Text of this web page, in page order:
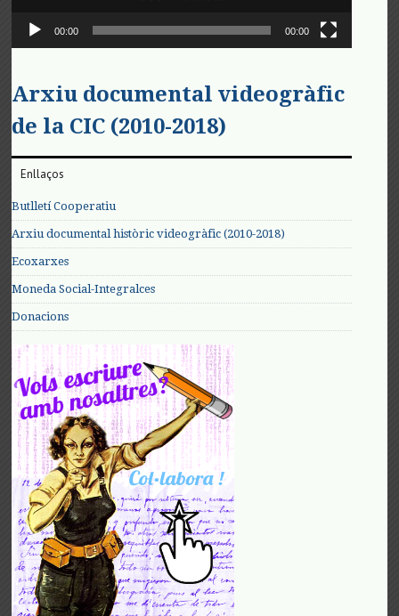
00:00 00:00
Arxiu documental videogràfic
de la CIC (2010-2018)
Enllaços
Butlletí Cooperatiu
Arxiu documental històric videogràfic (2010-2018)
Ecoxarxes
Moneda Social-Integralces
Donacions